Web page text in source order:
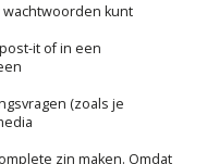
kunt
it of in een
(zoals je
zin maken. Omdat